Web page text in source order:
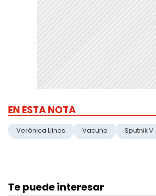
EN ESTA NOTA
Verónica Llinas Vacuna Sputnik V